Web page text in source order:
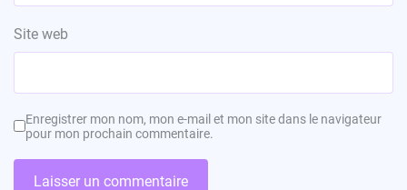
Site web
Enregistrer mon nom, mon e-mail et mon site dans le navigateur
pour mon prochain commentaire.